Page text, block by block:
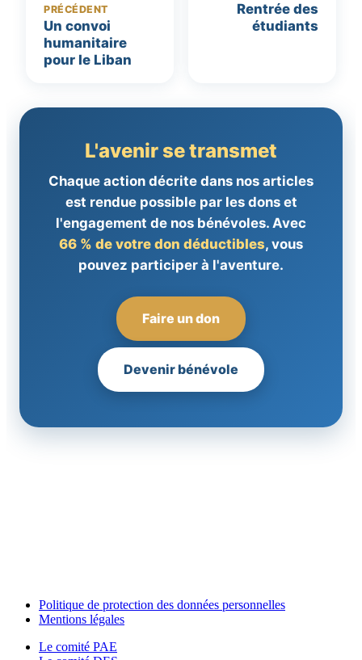
PRÉCÉDENT
Un convoi
humanitaire
pour le Liban
Rentrée des
étudiants
L'avenir se transmet
Chaque action décrite dans nos articles
est rendue possible par les dons et
l'engagement de nos bénévoles. Avec
66 % de votre don déductibles, vous
pouvez participer à l'aventure.
Faire un don
Devenir bénévole
Politique de protection des données personnelles
Mentions légales
Le comité PAE